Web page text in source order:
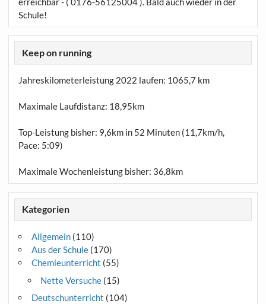
Schule!
Keep on running
Jahreskilometerleistung 2022 laufen: 1065,7 km
Maximale Laufdistanz: 18,95km
Top-Leistung bisher: 9,6km in 52 Minuten (11,7km/h,
Pace: 5:09)
Maximale Wochenleistung bisher: 36,8km
Kategorien
Allgemein(110)
Aus der Schule(170)
Chemieunterricht (55)
Nette Versuche(15)
Deutschunterricht (104)